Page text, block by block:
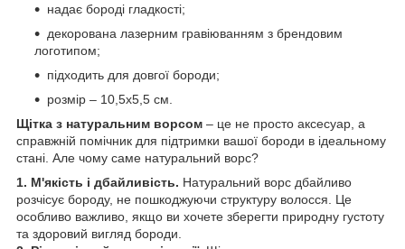
надає бороді гладкості;
декорована лазерним гравіюванням з брендовим
логотипом;
підходить для довгої бороди;
розмір – 10,5х5,5 см.
Щітка з натуральним ворсом – це не просто аксесуар, а
справжній помічник для підтримки вашої бороди в ідеальному
стані. Але чому саме натуральний ворс?
1. М'якість і дбайливість. Натуральний ворс дбайливо
розчісує бороду, не пошкоджуючи структуру волосся. Це
особливо важливо, якщо ви хочете зберегти природну густоту
та здоровий вигляд бороди.